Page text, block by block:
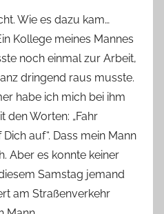
n
Y
v
o
n
n
e
Wie es dazu kam…
Kollege meines Mannes
noch einmal zur Arbeit,
dringend raus musste.
habe ich mich bei ihm
den Worten: „Fahr
auf“. Dass mein Mann
Aber es konnte keiner
Samstag jemand
am Straßenverkehr